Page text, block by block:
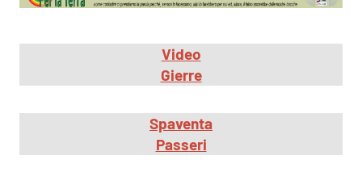
Video
Gierre
Spaventa
Passeri